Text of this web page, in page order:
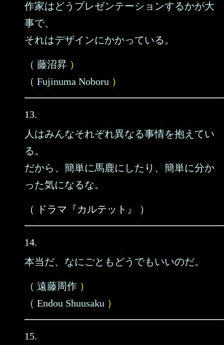
作家はどうプレゼンテーションするかが大
事で、
それはデザインにかかっている。
（ 藤沼昇 ）
（ Fujinuma Noboru ）
13.
人はみんなそれぞれ異なる事情を抱えてい
る。
だから、簡単に馬鹿にしたり、簡単に分か
った気になるな。
（ ドラマ『カルテット』 ）
14.
本当だ、なにごともどうでもいいのだ。
（ 遠藤周作 ）
（ Endou Shuusaku ）
15.